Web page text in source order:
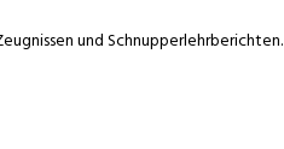
und Schnupperlehrberichten.